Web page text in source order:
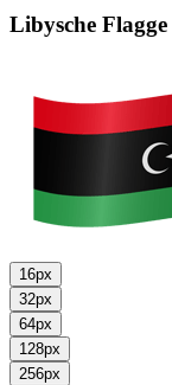
Libysche Flagge
16px
32px
64px
128px
256px